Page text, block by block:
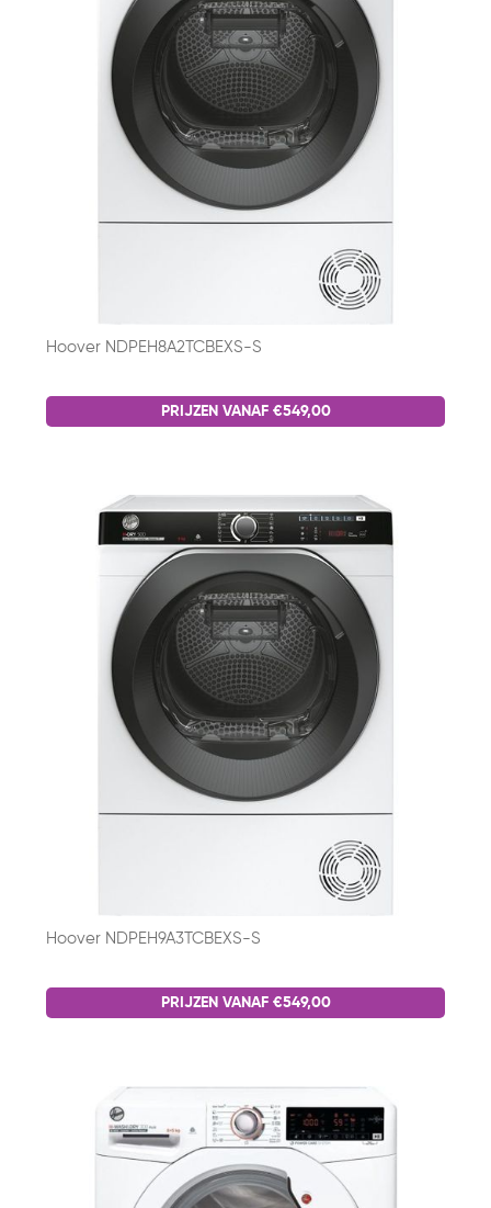
Hoover NDPEH8A2TCBEXS-S
PRIJZEN VANAF €549,00
Hoover NDPEH9A3TCBEXS-S
PRIJZEN VANAF €549,00